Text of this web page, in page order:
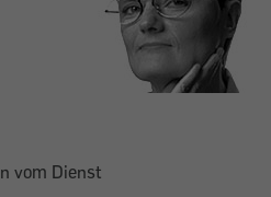
vom Dienst